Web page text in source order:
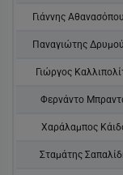
Γιάννης
Παναγιώτης
Γιώργος
Φερνάντο
Χαράλαμπος
Σταμάτης